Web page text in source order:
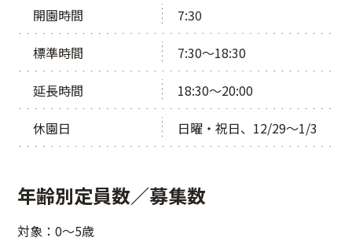
開園時間
7:30
標準時間
7:30～18:30
延長時間
18:30～20:00
休園日
日曜・祝日、12/29～1/3
年齢別定員数／募集数
対象：0～5歳